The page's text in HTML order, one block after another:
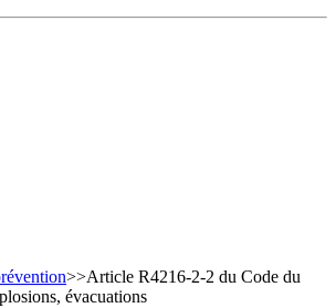
>>Article R4216-2-2 du Code du
évacuations